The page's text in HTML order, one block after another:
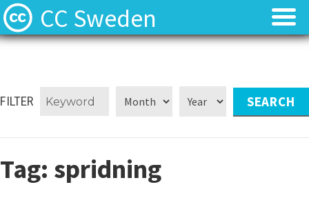
CC Sweden
Nyheter
Nyheter
FILTER
Tag: spridning